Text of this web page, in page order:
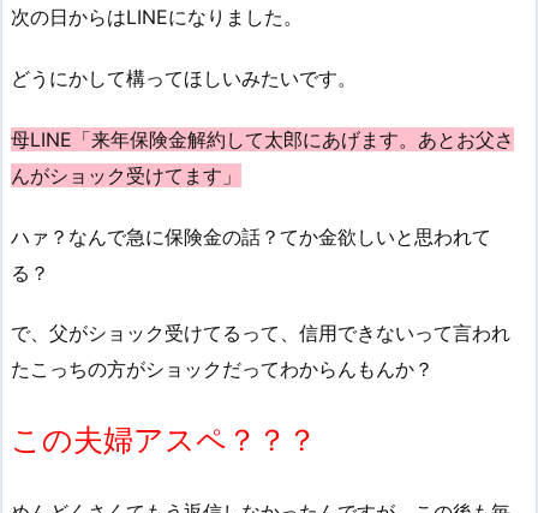
次の日からはLINEになりました。
どうにかして構ってほしいみたいです。
母LINE「来年保険金解約して太郎にあげます。あとお父さ
んがショック受けてます」
ハァ？なんで急に保険金の話？てか金欲しいと思われて
る？
で、父がショック受けてるって、信用できないって言われ
たこっちの方がショックだってわからんもんか？
この夫婦アスペ？？？